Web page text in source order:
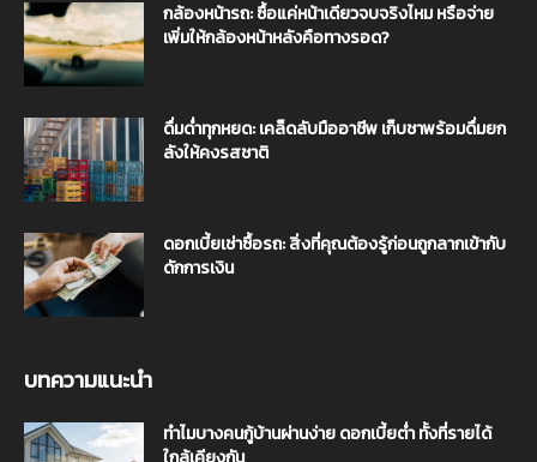
กล้องหน้ารถ: ซื้อแค่หน้าเดียวจบจริงไหม หรือจ่าย
เพิ่มให้กล้องหน้าหลังคือทางรอด?
ดื่มด่ำทุกหยด: เคล็ดลับมืออาชีพ เก็บชาพร้อมดื่มยก
ลังให้คงรสชาติ
ดอกเบี้ยเช่าซื้อรถ: สิ่งที่คุณต้องรู้ก่อนถูกลากเข้ากับ
ดักการเงิน
บทความแนะนำ
ทำไมบางคนกู้บ้านผ่านง่าย ดอกเบี้ยต่ำ ทั้งที่รายได้